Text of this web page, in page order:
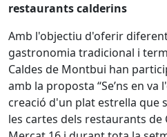
restaurants calderins
Amb l'objectiu d'oferir
gastronomia tradicional i
Caldes de Montbui han
amb la proposta “Se’ns en va
creació d'un plat estrella que
les cartes dels restaurants de